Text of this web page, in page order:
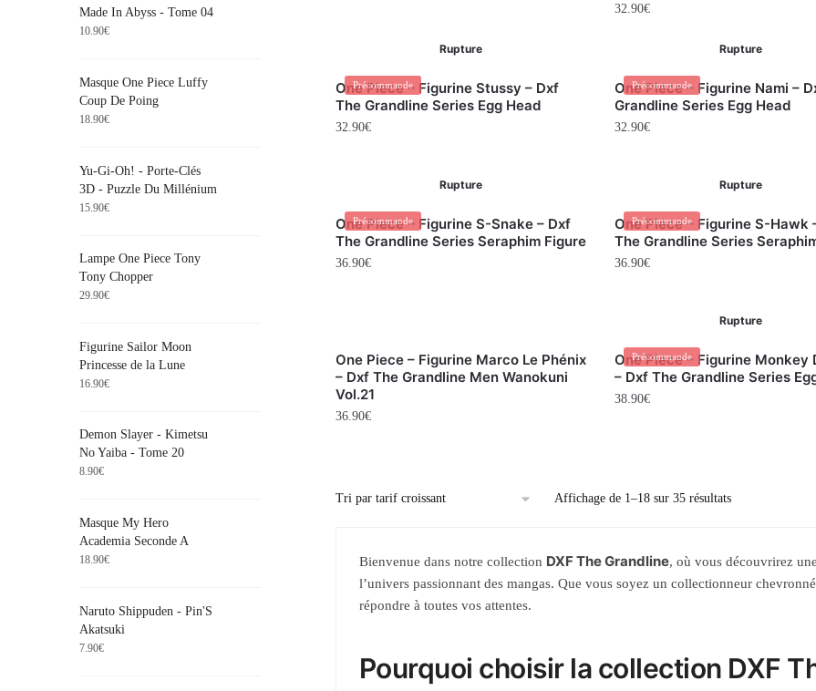
32.90€
Précommande
Rupture
One Piece – Figurine Stussy – Dxf
The Grandline Series Egg Head
32.90€
Précommande
Rupture
One Piece – Figurine Nami –
Grandline Series Egg Head
32.90€
Précommande
Rupture
One Piece – Figurine S-Snake – Dxf
The Grandline Series Seraphim Figure
36.90€
Précommande
Rupture
One Piece – Figurine S-Hawk
The Grandline Series
36.90€
One Piece – Figurine Marco Le Phénix
– Dxf The Grandline Men Wanokuni
Vol.21
36.90€
Précommande
Rupture
One Piece – Figurine Monkey
– Dxf The Grandline Series
38.90€
Affichage de 1–18 sur 35 résultats
Bienvenue dans notre collection DXF The Grandline, où vous découvrirez
l’univers passionnant des mangas. Que vous soyez un collectionneur
répondre à toutes vos attentes.
Pourquoi choisir la collection DXF
Made In Abyss - Tome 04
10.90€
Masque One Piece Luffy
Coup De Poing
18.90€
Yu-Gi-Oh! - Porte-Clés
3D - Puzzle Du Millénium
15.90€
Lampe One Piece Tony
Tony Chopper
29.90€
Figurine Sailor Moon
Princesse de la Lune
16.90€
Demon Slayer - Kimetsu
No Yaiba - Tome 20
8.90€
Masque My Hero
Academia Seconde A
18.90€
Naruto Shippuden - Pin'S
Akatsuki
7.90€